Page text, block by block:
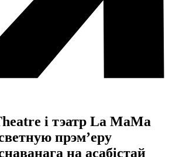
і тэатр La MaMa
прэм’еру
на асабістай